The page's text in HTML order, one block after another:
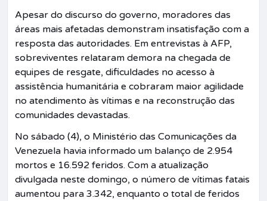
Apesar do discurso do governo, moradores das
áreas mais afetadas demonstram insatisfação com a
resposta das autoridades. Em entrevistas à AFP,
sobreviventes relataram demora na chegada de
equipes de resgate, dificuldades no acesso à
assistência humanitária e cobraram maior agilidade
no atendimento às vítimas e na reconstrução das
comunidades devastadas.
No sábado (4), o Ministério das Comunicações da
Venezuela havia informado um balanço de 2.954
mortos e 16.592 feridos. Com a atualização
divulgada neste domingo, o número de vítimas fatais
aumentou para 3.342, enquanto o total de feridos